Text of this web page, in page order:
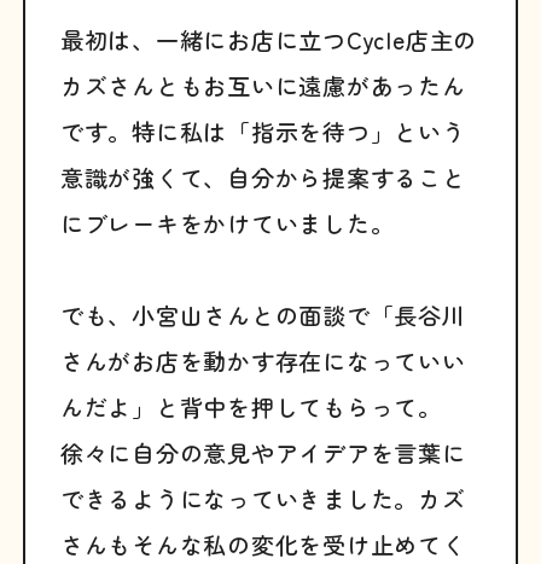
最初は、一緒にお店に立つCycle店主の
カズさんともお互いに遠慮があったん
です。特に私は「指示を待つ」という
意識が強くて、自分から提案すること
にブレーキをかけていました。
でも、小宮山さんとの面談で「長谷川
さんがお店を動かす存在になっていい
んだよ」と背中を押してもらって。
徐々に自分の意見やアイデアを言葉に
できるようになっていきました。カズ
さんもそんな私の変化を受け止めてく